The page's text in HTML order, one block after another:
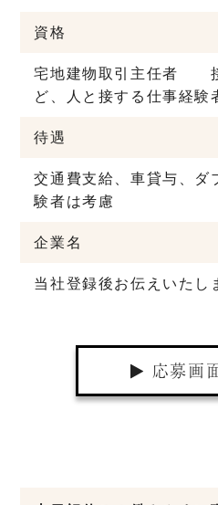
資格
宅地建物取引主任者
ど、人と接する仕事経験
待遇
交通費支給、車貸与、ダ
験者は考慮
企業名
当社登録後お伝えいたし
応募画